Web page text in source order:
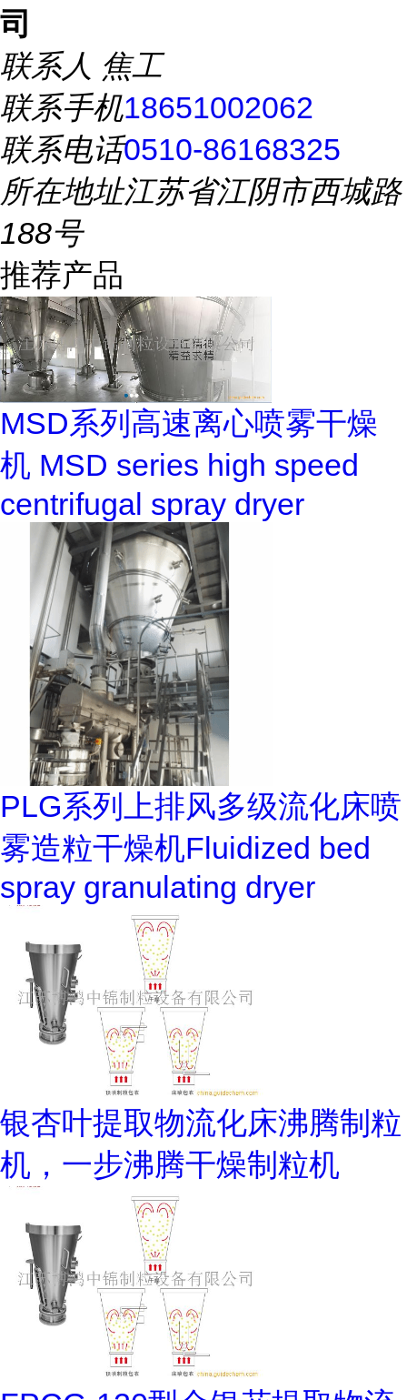
司
联系人 焦工
联系手机18651002062
联系电话0510-86168325
所在地址江苏省江阴市西城路
188号
推荐产品
MSD系列高速离心喷雾干燥
机 MSD series high speed
centrifugal spray dryer
PLG系列上排风多级流化床喷
雾造粒干燥机Fluidized bed
spray granulating dryer
银杏叶提取物流化床沸腾制粒
机，一步沸腾干燥制粒机